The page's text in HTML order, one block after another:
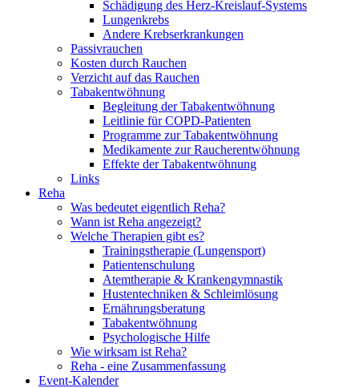
Schädigung des Herz-Kreislauf-Systems
Lungenkrebs
Andere Krebserkrankungen
Passivrauchen
Kosten durch Rauchen
Verzicht auf das Rauchen
Tabakentwöhnung
Begleitung der Tabakentwöhnung
Leitlinie für COPD-Patienten
Programme zur Tabakentwöhnung
Medikamente zur Raucherentwöhnung
Effekte der Tabakentwöhnung
Links
Reha
Was bedeutet eigentlich Reha?
Wann ist Reha angezeigt?
Welche Therapien gibt es?
Trainingstherapie (Lungensport)
Patientenschulung
Atemtherapie & Krankengymnastik
Hustentechniken & Schleimlösung
Ernährungsberatung
Tabakentwöhnung
Psychologische Hilfe
Wie wirksam ist Reha?
Reha - eine Zusammenfassung
Event-Kalender